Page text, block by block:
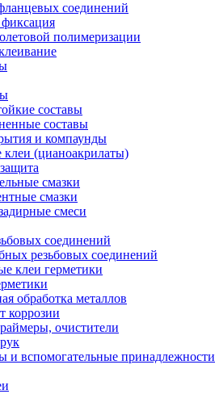
соединений
полимеризации
составы
составы
и компаунды
(цианоакрилаты)
смазки
смазки
смеси
соединений
резьбовых соединений
клеи герметики
обработка металлов
коррозии
очистители
и вспомогательные принадлежности